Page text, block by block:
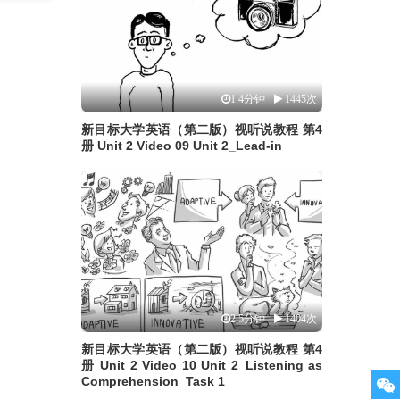
1.4分钟 1445次
新目标大学英语（第二版）视听说教程 第4
册 Unit 2 Video 09 Unit 2_Lead-in
2.5分钟 1404次
新目标大学英语（第二版）视听说教程 第4
册 Unit 2 Video 10 Unit 2_Listening as
Comprehension_Task 1